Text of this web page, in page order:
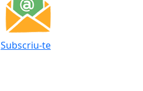
Subscriu-te